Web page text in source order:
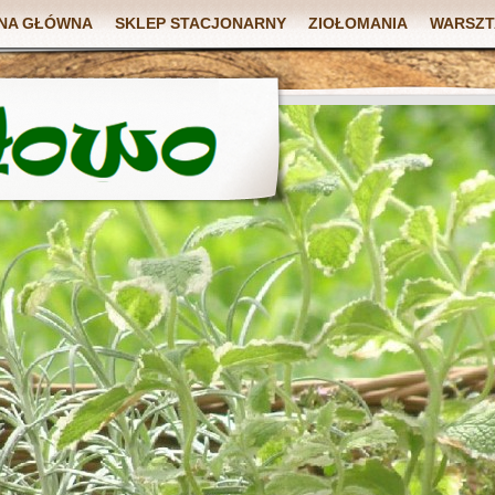
GŁÓWNA SKLEP STACJONARNY ZIOŁOMANIA